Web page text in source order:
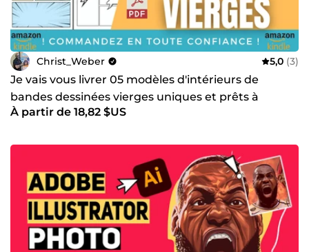
Christ_Weber 5,0 (3)
Je vais vous livrer 05 modèles d'intérieurs de
bandes dessinées vierges uniques et prêts à
l'emploi
À partir de 18,82 $US